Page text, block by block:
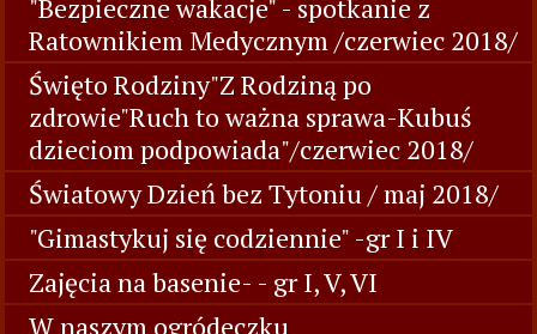
"Bezpieczne wakacje" - spotkanie z
Ratownikiem Medycznym /czerwiec 2018/
Święto Rodziny"Z Rodziną po
zdrowie"Ruch to ważna sprawa-Kubuś
dzieciom podpowiada"/czerwiec 2018/
Światowy Dzień bez Tytoniu / maj 2018/
"Gimastykuj się codziennie" -gr I i IV
Zajęcia na basenie- - gr I, V, VI
W naszym ogródeczku